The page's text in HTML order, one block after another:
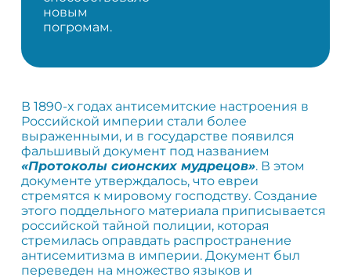
новым
погромам.
В 1890-х годах антисемитские настроения в
Российской империи стали более
выраженными, и в государстве появился
фальшивый документ под названием
«Протоколы сионских мудрецов». В этом
документе утверждалось, что евреи
стремятся к мировому господству. Создание
этого поддельного материала приписывается
российской тайной полиции, которая
стремилась оправдать распространение
антисемитизма в империи. Документ был
переведен на множество языков и